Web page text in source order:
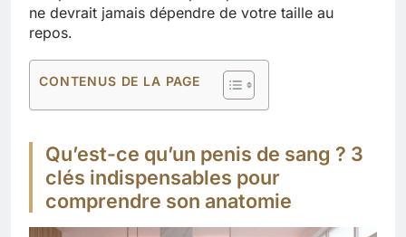
ne devrait jamais dépendre de votre taille au
repos.
CONTENUS DE LA PAGE
Qu’est-ce qu’un penis de sang ? 3
clés indispensables pour
comprendre son anatomie